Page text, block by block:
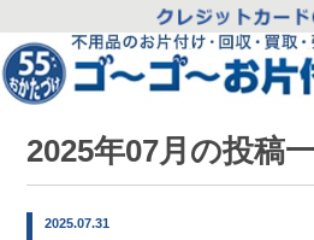
2025年07月の投稿
2025.07.31